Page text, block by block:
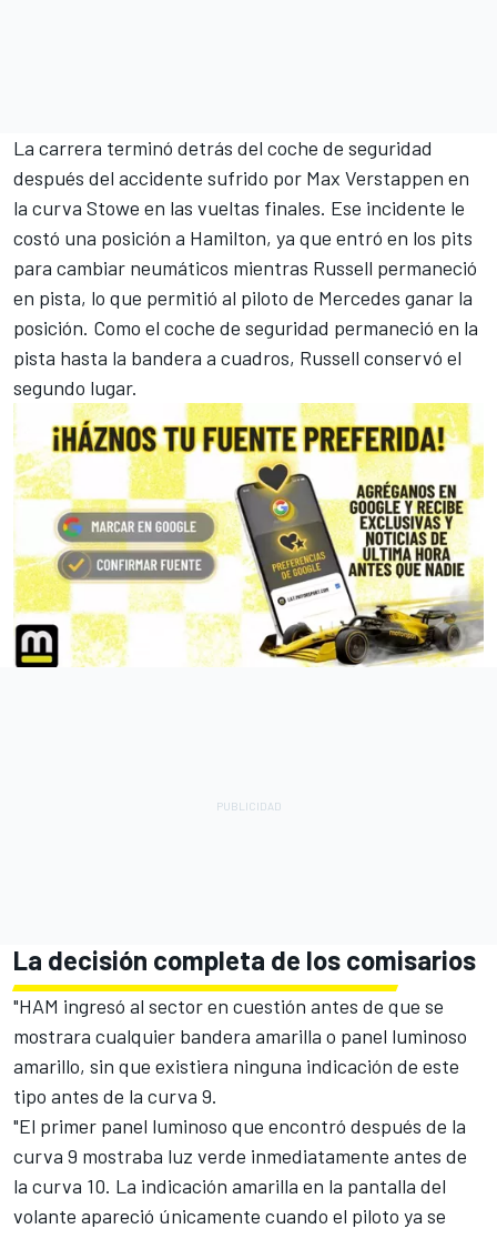
La carrera terminó detrás del coche de seguridad
después del accidente sufrido por Max Verstappen en
la curva Stowe en las vueltas finales. Ese incidente le
costó una posición a Hamilton, ya que entró en los pits
para cambiar neumáticos mientras Russell permaneció
en pista, lo que permitió al piloto de Mercedes ganar la
posición. Como el coche de seguridad permaneció en la
pista hasta la bandera a cuadros, Russell conservó el
segundo lugar.
La decisión completa de los comisarios
"HAM ingresó al sector en cuestión antes de que se
mostrara cualquier bandera amarilla o panel luminoso
amarillo, sin que existiera ninguna indicación de este
tipo antes de la curva 9.
"El primer panel luminoso que encontró después de la
curva 9 mostraba luz verde inmediatamente antes de
la curva 10. La indicación amarilla en la pantalla del
volante apareció únicamente cuando el piloto ya se